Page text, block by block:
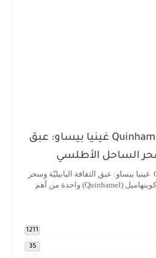
مدينة كوينهاميل Quinhamel غينيا بيساو: عبق
الساحل الأطلسي
مدينة كوينهاميل Quinhamel غينيا بيساو: عبق الثقافة البابيليّة وسحر
الساحل الأطلسي تُعد مدينة كوينهاميل (Quinhamel) واحدة من أهم
1211
35